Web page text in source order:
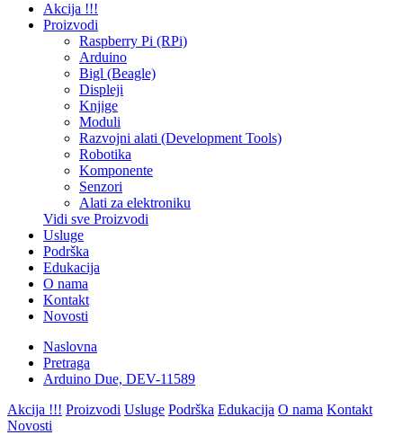
Akcija !!!
Proizvodi
Raspberry Pi (RPi)
Arduino
Bigl (Beagle)
Displеji
Knjige
Moduli
Razvojni alati (Development Tools)
Robotika
Komponente
Senzori
Alati za elektroniku
Vidi sve Proizvodi
Usluge
Podrška
Edukacija
O nama
Kontakt
Novosti
Naslovna
Pretraga
Arduino Due, DEV-11589
Akcija !!! Proizvodi Usluge Podrška Edukacija O nama Kontakt
Novosti